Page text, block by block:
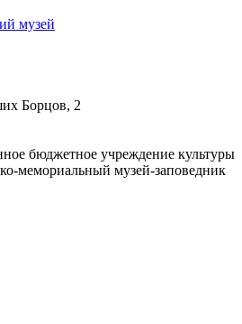
музей
Борцов, 2
бюджетное учреждение культуры
мемориальный музей-заповедник